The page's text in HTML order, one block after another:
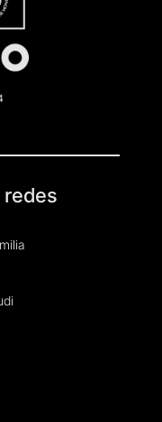
redes